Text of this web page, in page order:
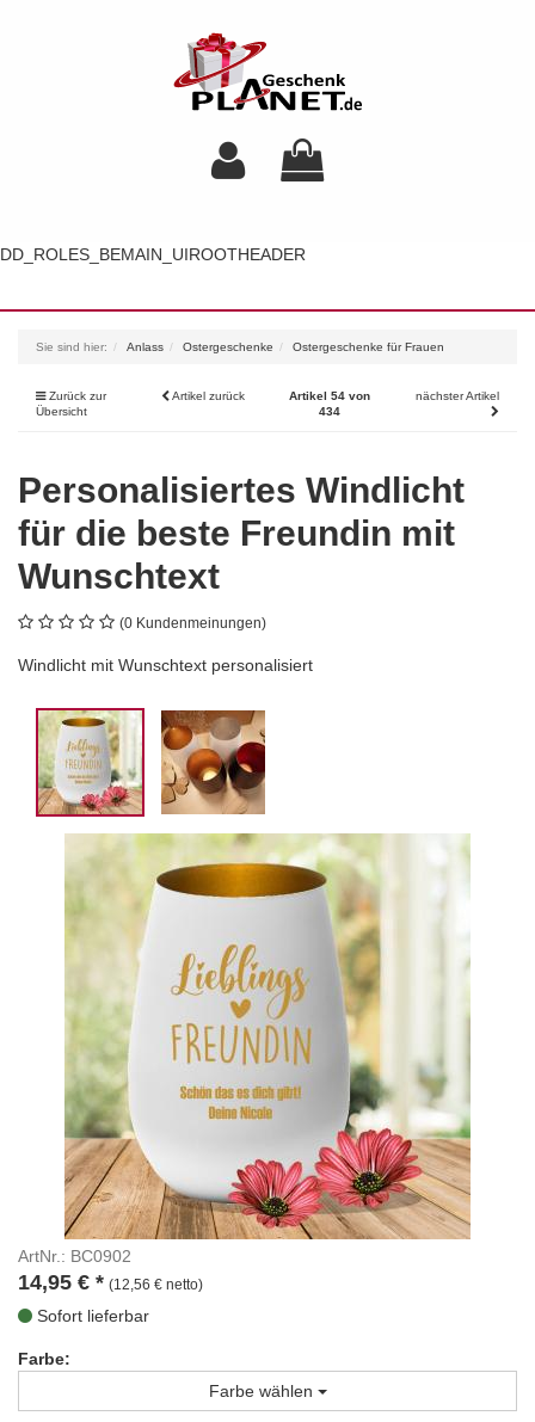
DD_ROLES_BEMAIN_UIROOTHEADER
Sie sind hier: Anlass Ostergeschenke Ostergeschenke für Frauen
Zurück zur
Übersicht
Artikel zurück
Artikel 54 von
434
nächster Artikel
Personalisiertes Windlicht
für die beste Freundin mit
Wunschtext
(0 Kundenmeinungen)
Windlicht mit Wunschtext personalisiert
ArtNr.: BC0902
14,95 € * (12,56 € netto)
Sofort lieferbar
Farbe:
Farbe wählen